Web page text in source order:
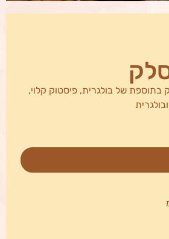
של בולגרית, פיסטוק קלוי,